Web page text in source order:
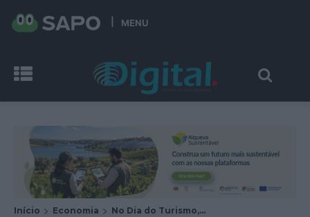
MENU
Início Economia No Dia do Turismo,...